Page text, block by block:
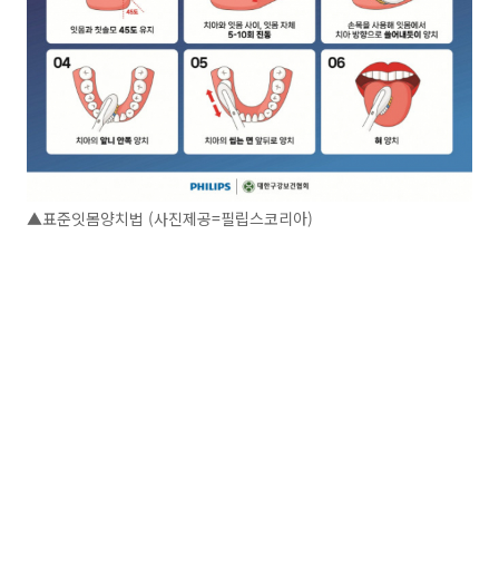
▲표준잇몸양치법 (사진제공=필립스코리아)